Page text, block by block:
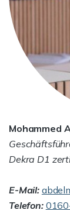
Mohammed
Dekra D1
E-Mail:
Telefon: